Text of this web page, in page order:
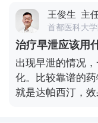
如果患处有明显
涂抹外用的药膏
等。外用的药膏
至少要用三周左
王俊生 主
首都医科大
治疗早泄应该用
出现早泄的情况
化。比较靠谱的
就是达帕西汀，